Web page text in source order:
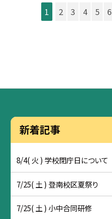
1 2 3 4 5 6
新着記事
8/4( 火 ) 学校閉庁日について
7/25( 土 ) 登南校区夏祭り
7/25( 土 ) 小中合同研修